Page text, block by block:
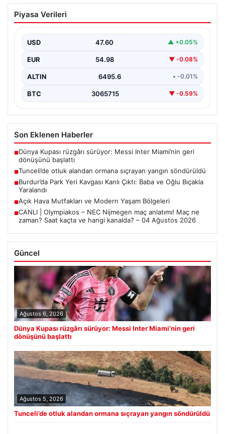
Tunceli’de otluk alandan ormana
sıçrayan yangın söndürüldü
Piyasa Verileri
USD 47.60 ▲ +0.05%
EUR 54.98 ▼ -0.08%
ALTIN 6495.6 • -0.01%
BTC 3065715 ▼ -0.59%
Son Eklenen Haberler
■Dünya Kupası rüzgârı sürüyor: Messi Inter Miami’nin geri
dönüşünü başlattı
■Tunceli’de otluk alandan ormana sıçrayan yangın söndürüldü
■Burdur’da Park Yeri Kavgası Kanlı Çıktı: Baba ve Oğlu Bıçakla
Yaralandı
■Açık Hava Mutfakları ve Modern Yaşam Bölgeleri
■CANLI | Olympiakos – NEC Nijmegen maç anlatımı! Maç ne
zaman? Saat kaçta ve hangi kanalda? – 04 Ağustos 2026
Güncel
Ağustos 6, 2026
Dünya Kupası rüzgârı sürüyor: Messi Inter Miami’nin geri
dönüşünü başlattı
Ağustos 5, 2026
Tunceli’de otluk alandan ormana sıçrayan yangın söndürüldü